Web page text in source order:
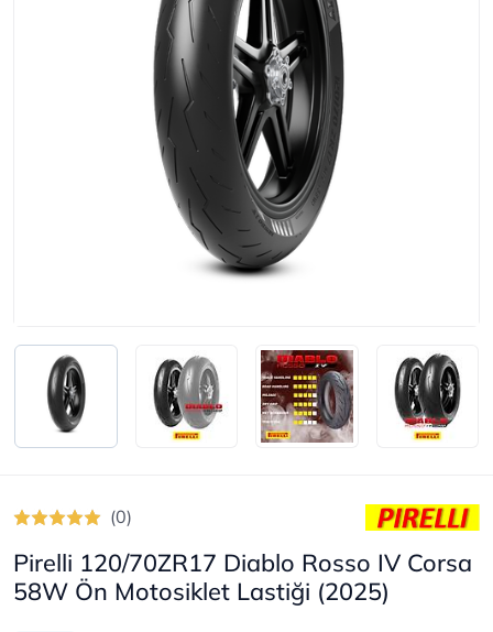
(0)
Pirelli 120/70ZR17 Diablo Rosso IV Corsa
58W Ön Motosiklet Lastiği (2025)